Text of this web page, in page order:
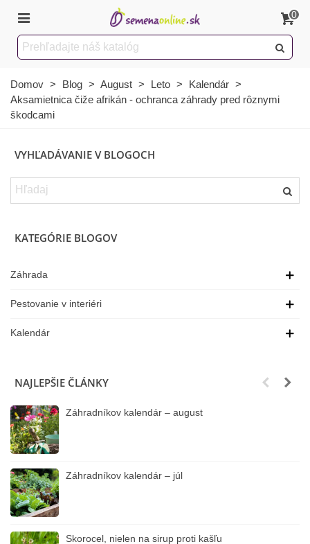
0
Domov > Blog > August > Leto > Kalendár >
Aksamietnica čiže afrikán - ochranca záhrady pred rôznymi
škodcami
VYHĽADÁVANIE V BLOGOCH
KATEGÓRIE BLOGOV
Záhrada
Pestovanie v interiéri
Kalendár
NAJLEPŠIE ČLÁNKY
Záhradníkov kalendár – august
Záhradníkov kalendár – júl
Skorocel, nielen na sirup proti kašľu